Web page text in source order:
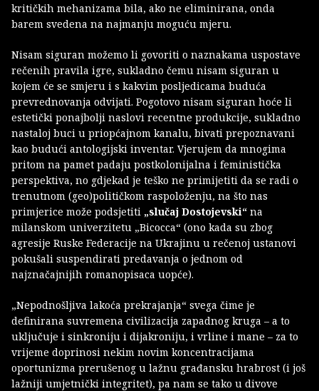
kritičkih mehanizama bila, ako ne eliminirana, onda
barem svedena na najmanju moguću mjeru.
Nisam siguran možemo li govoriti o naznakama uspostave
rečenih pravila igre, sukladno čemu nisam siguran u
kojem će se smjeru i s kakvim posljedicama buduća
prevrednovanja odvijati. Pogotovo nisam siguran hoće li
estetički ponajbolji naslovi recentne produkcije, sukladno
nastaloj buci u priopćajnom kanalu, bivati prepoznavani
kao budući antologijski inventar. Vjerujem da mnogima
pritom na pamet padaju postkolonijalna i feministička
perspektiva, no gdjekad je teško ne primijetiti da se radi o
trenutnom (geo)političkom raspoloženju, na što nas
primjerice može podsjetiti „slučaj Dostojevski“ na
milanskom univerzitetu „Bicocca“ (ono kada su zbog
agresije Ruske Federacije na Ukrajinu u rečenoj ustanovi
pokušali suspendirati predavanja o jednom od
najznačajnijih romanopisaca uopće).
„Nepodnošljiva lakoća prekrajanja“ svega čime je
definirana suvremena civilizacija zapadnog kruga – a to
uključuje i sinkroniju i dijakroniju, i vrline i mane – za to
vrijeme doprinosi nekim novim koncentracijama
oportunizma prerušenog u lažnu građansku hrabrost (i još
lažniji umjetnički integritet), pa nam se tako u divove